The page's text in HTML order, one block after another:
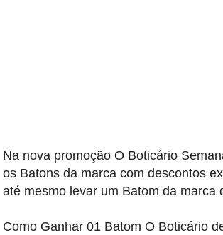
Na nova promoção O Boticário
os Batons da marca com descontos
até mesmo levar um Batom da marca
Como Ganhar 01 Batom O Boticário